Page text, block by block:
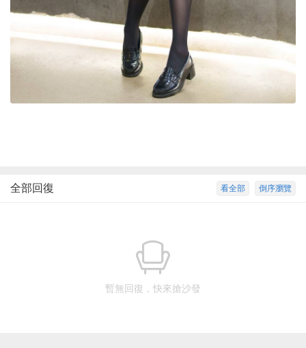
倒序瀏覽
看全部
全部回復
暫無回復，快來搶沙發